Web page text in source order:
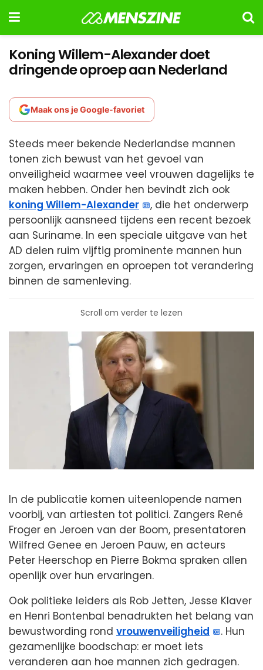
Koning Willem-Alexander doet
dringende oproep aan Nederland
Maak ons je Google-favoriet
Steeds meer bekende Nederlandse mannen
tonen zich bewust van het gevoel van
onveiligheid waarmee veel vrouwen dagelijks te
maken hebben. Onder hen bevindt zich ook
koning Willem-Alexander
, die het onderwerp
persoonlijk aansneed tijdens een recent bezoek
aan Suriname. In een speciale uitgave van het
AD delen ruim vijftig prominente mannen hun
zorgen, ervaringen en oproepen tot verandering
binnen de samenleving.
Scroll om verder te lezen
In de publicatie komen uiteenlopende namen
voorbij, van artiesten tot politici. Zangers René
Froger en Jeroen van der Boom, presentatoren
Wilfred Genee en Jeroen Pauw, en acteurs
Peter Heerschop en Pierre Bokma spraken allen
openlijk over hun ervaringen.
Ook politieke leiders als Rob Jetten, Jesse Klaver
en Henri Bontenbal benadrukten het belang van
bewustwording rond vrouwenveiligheid
. Hun
gezamenlijke boodschap: er moet iets
veranderen aan hoe mannen zich gedragen.